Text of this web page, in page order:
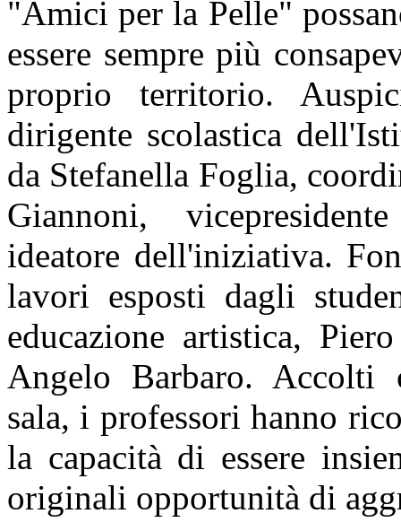
"Amici per la Pelle"
essere sempre più
proprio territorio.
dirigente scolastica
da Stefanella Foglia,
Giannoni,
ideatore dell'iniziativa.
lavori esposti dagli
educazione artistica,
Angelo Barbaro. Accolti
sala, i professori hanno
la capacità di essere
originali opportunità di